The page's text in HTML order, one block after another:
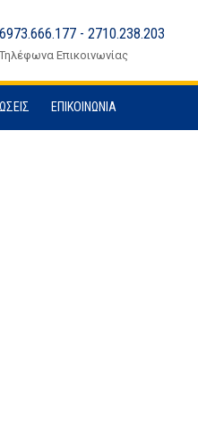
6973.666.177 - 2710.238.203
Τηλέφωνα Επικοινωνίας
ΕΠΙΚΟΙΝΩΝΊΑ